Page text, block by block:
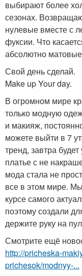
выбирают более
сезонах.
нулевые вместе с
фуксии. Что
абсолютно
Свой день сделай.
Make up Your day.
В огромном мире
только модную
и макияж,
можете выйти в 7
тренд, завтра
платье с не
мода стала не
все в этом мире.
курсе самого
поэтому создали
держите руку на
Смотрите ещё
http://pricheska-
prichesok/modnyy-...